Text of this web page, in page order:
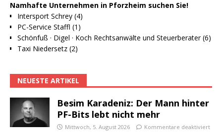
Namhafte Unternehmen in Pforzheim suchen Sie!
Intersport Schrey (4)
PC-Service Staffl (1)
Schönfuß · Digel · Koch Rechtsanwälte und Steuerberater (6)
Taxi Niedersetz (2)
NEUESTE ARTIKEL
Besim Karadeniz: Der Mann hinter
PF-Bits lebt nicht mehr
Mittwoch, 5. August 2026 Kommentare deaktiviert